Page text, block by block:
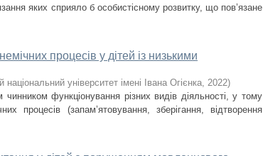
яких сприяло б особистісному розвитку, що пов’язане
процесів у дітей із низькими
університет імені Івана Огієнка, 2022)
чинником функціонування різних видів діяльності, у тому
процесів (запам’ятовування, зберігання, відтворення